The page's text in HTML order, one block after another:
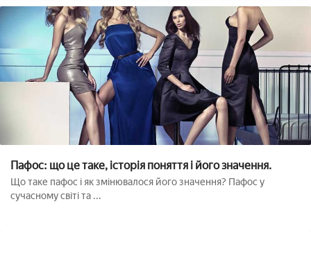
Пафос: що це таке, історія поняття і його значення.
Що таке пафос і як змінювалося його значення? Пафос у
сучасному світі та ...